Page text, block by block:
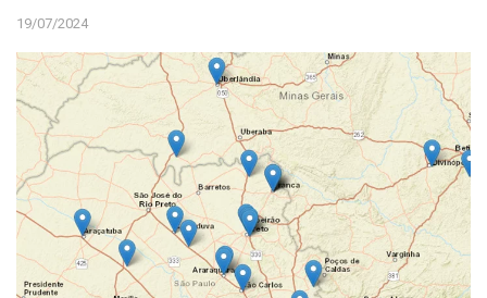
19/07/2024